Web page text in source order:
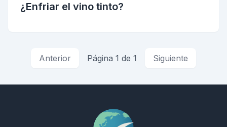
¿Enfriar el vino tinto?
Anterior Página 1 de 1 Siguiente